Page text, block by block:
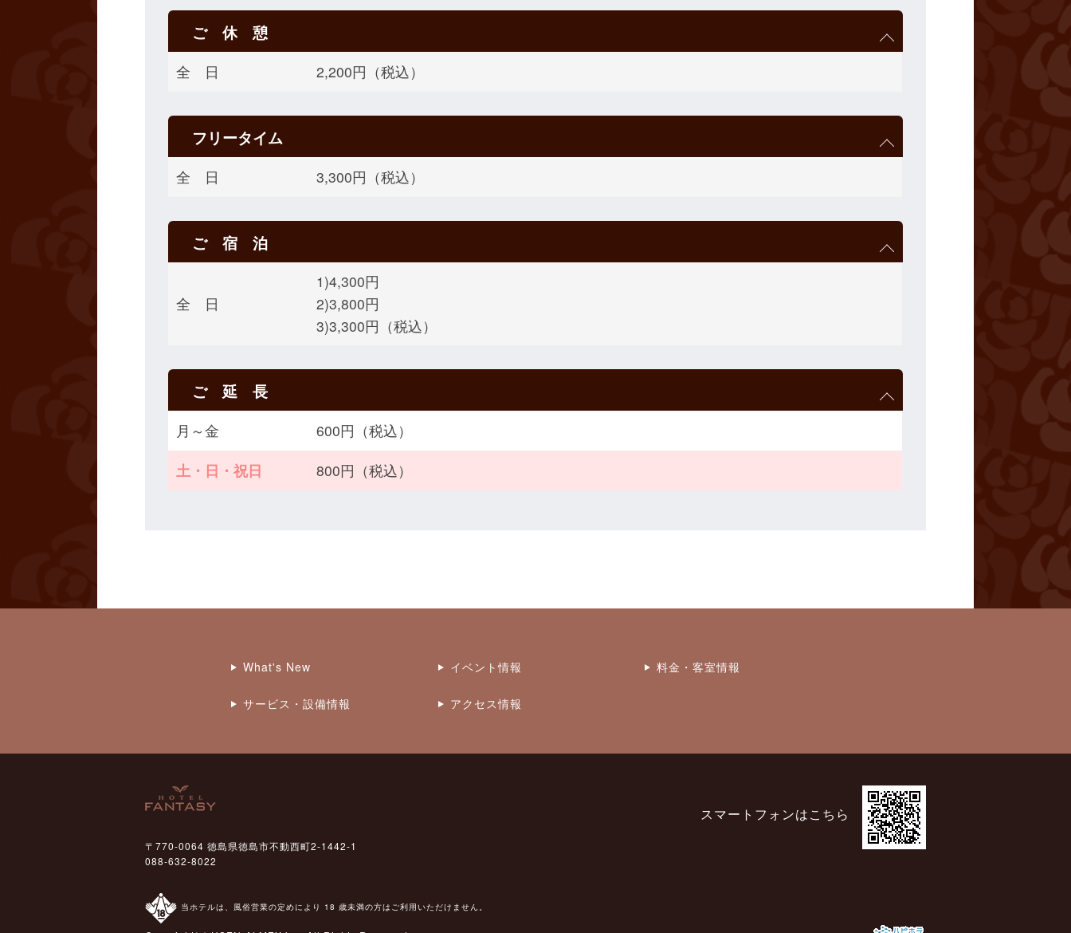
ご 休 憩
全 日 2,200円（税込）
フリータイム
全 日 3,300円（税込）
ご 宿 泊
全 日
1)4,300円
2)3,800円
3)3,300円（税込）
ご 延 長
月～金
600円（税込）
土・日・祝日
800円（税込）
What's New イベント情報 料金・客室情報
サービス・設備情報 アクセス情報
〒770-0064 徳島県徳島市不動西町2-1442-1
088-632-8022
スマートフォンはこちら
当ホテルは、風俗営業の定めにより 18 歳未満の方はご利用いただけません。